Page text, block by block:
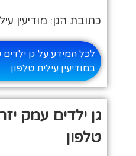
כתובת הגן: מודיעין
לכל המידע על גן
במודיעין עילית טלפון
טלפון